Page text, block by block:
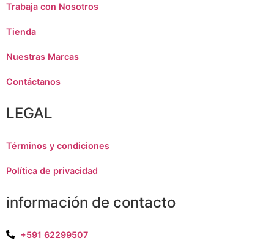
Trabaja con Nosotros
Tienda
Nuestras Marcas
Contáctanos
LEGAL
Términos y condiciones
Política de privacidad
información de contacto
+591 62299507